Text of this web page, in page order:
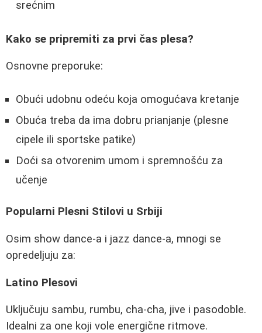
srećnim
Kako se pripremiti za prvi čas plesa?
Osnovne preporuke:
Obući udobnu odeću koja omogućava kretanje
Obuća treba da ima dobru prianjanje (plesne
cipele ili sportske patike)
Doći sa otvorenim umom i spremnošću za
učenje
Popularni Plesni Stilovi u Srbiji
Osim show dance-a i jazz dance-a, mnogi se
opredeljuju za:
Latino Plesovi
Uključuju sambu, rumbu, cha-cha, jive i pasodoble.
Idealni za one koji vole energične ritmove.